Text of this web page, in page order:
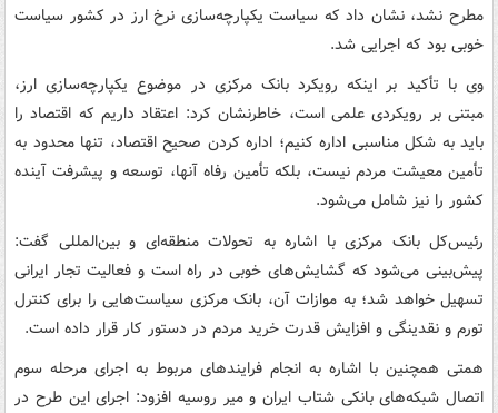
مطرح نشد، نشان داد که سیاست یکپارچه‌سازی نرخ ارز در کشور سیاست
خوبی بود که اجرایی شد.
وی با تأکید بر اینکه رویکرد بانک مرکزی در موضوع یکپارچه‌سازی ارز،
مبتنی بر رویکردی علمی است، خاطرنشان کرد: اعتقاد داریم که اقتصاد را
باید به شکل مناسبی اداره کنیم؛ اداره کردن صحیح اقتصاد، تنها محدود به
تأمین معیشت مردم نیست، بلکه تأمین رفاه آنها، توسعه و پیشرفت آینده
کشور را نیز شامل می‌شود.
رئیس‌کل بانک مرکزی با اشاره به تحولات منطقه‌ای و بین‌المللی گفت:
پیش‌بینی می‌شود که گشایش‌های خوبی در راه است و فعالیت تجار ایرانی
تسهیل خواهد شد؛ به موازات آن، بانک مرکزی سیاست‌هایی را برای کنترل
تورم و نقدینگی و افزایش قدرت خرید مردم در دستور کار قرار داده است.
همتی همچنین با اشاره به انجام فرایندهای مربوط به اجرای مرحله سوم
اتصال شبکه‌های بانکی شتاب ایران و میر روسیه افزود: اجرای این طرح در